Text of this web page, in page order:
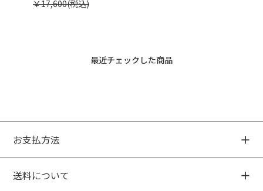
￥17,600(税込)
最近チェックした商品
お支払方法
送料について